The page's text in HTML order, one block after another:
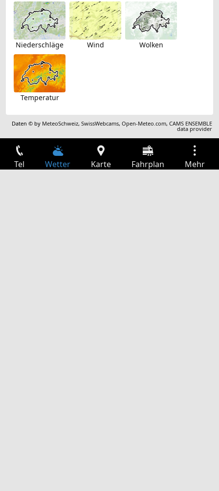
Niederschläge Wind Wolken
Temperatur
Daten © by MeteoSchweiz,SwissWebcams,Open-Meteo.com,CAMS ENSEMBLE
data provider
Tel Wetter Karte Fahrplan Mehr